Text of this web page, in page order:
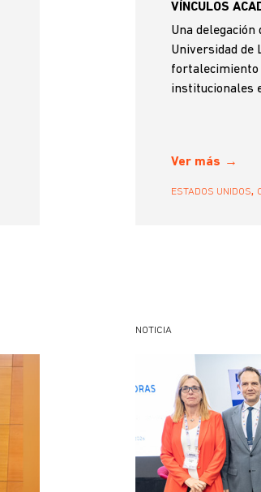
VÍNCULOS
Una delegación
Universidad de
fortalecimiento
institucionales
Ver más
ESTADOS UNIDOS,
NOTICIA